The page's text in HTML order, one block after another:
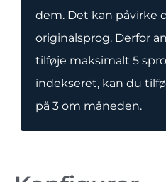
dem. Det kan påvirke
originalsprog. Derfor
tilføje maksimalt 5
indekseret, kan du
på 3 om måneden.